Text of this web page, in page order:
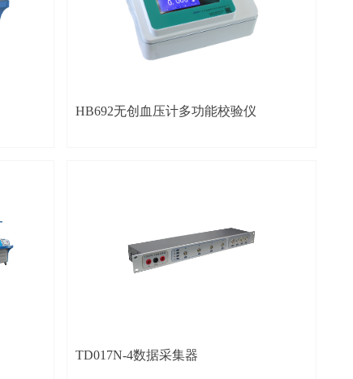
HB692无创血压计多功能校验仪
TD017N-4数据采集器